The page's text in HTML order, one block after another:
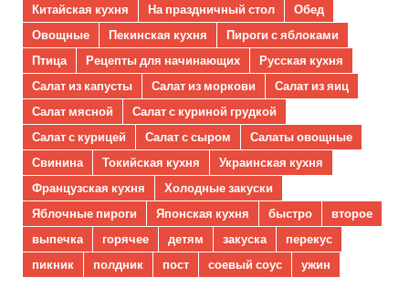
Китайская кухня
На праздничный стол
Обед
Овощные
Пекинская кухня
Пироги с яблоками
Птица
Рецепты для начинающих
Русская кухня
Салат из капусты
Салат из моркови
Салат из яиц
Салат мясной
Салат с куриной грудкой
Салат с курицей
Салат с сыром
Салаты овощные
Свинина
Токийская кухня
Украинская кухня
Французская кухня
Холодные закуски
Яблочные пироги
Японская кухня быстро
второе
выпечка
горячее детям закуска
перекус
пикник
полдник пост соевый соус ужин